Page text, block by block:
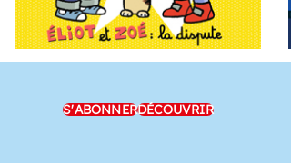
S'ABONNERDÉCOUVRIR